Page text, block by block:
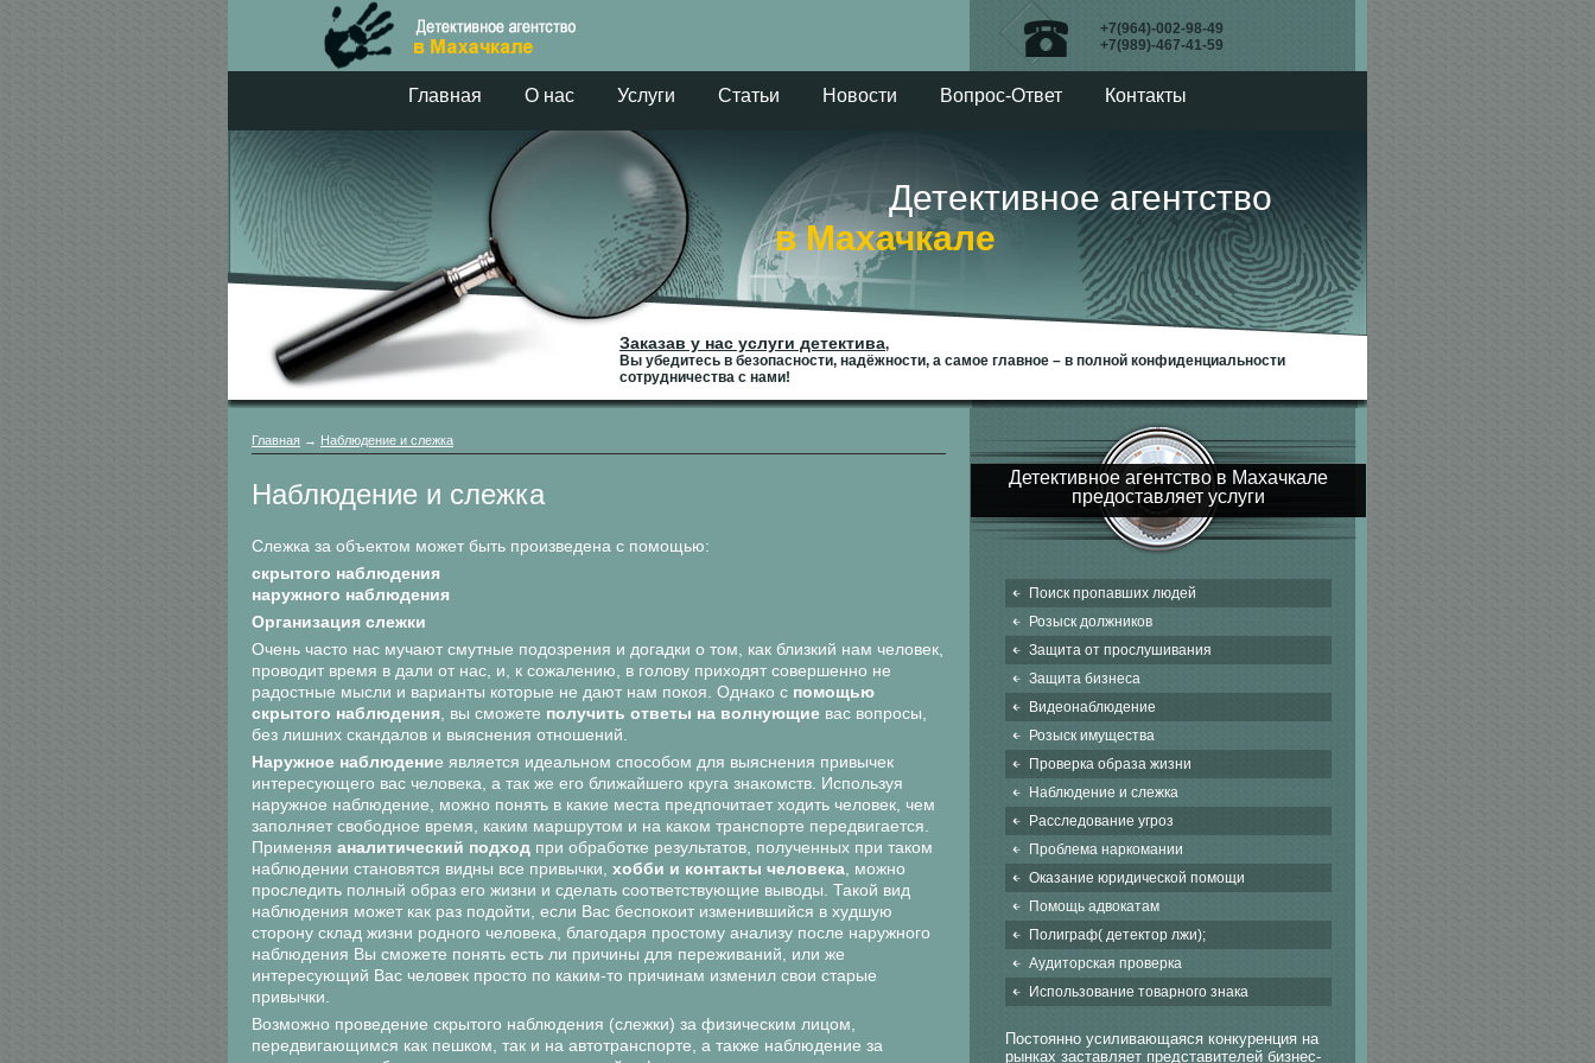
+7(964)-002-98-49
+7(989)-467-41-59
Главная О нас Услуги Статьи Новости Вопрос-Ответ Контакты
Детективное агентство
в Махачкале
Заказав у нас услуги детектива,
Вы убедитесь в безопасности, надёжности, а самое главное – в полной конфиденциальности
сотрудничества с нами!
Детективное агентство в Махачкале
предоставляет услуги
Поиск пропавших людей
Розыск должников
Защита от прослушивания
Защита бизнеса
Видеонаблюдение
Розыск имущества
Проверка образа жизни
Наблюдение и слежка
Расследование угроз
Проблема наркомании
Оказание юридической помощи
Помощь адвокатам
Полиграф( детектор лжи);
Аудиторская проверка
Использование товарного знака
Постоянно усиливающаяся конкуренция на
рынках заставляет представителей бизнес-
Главная → Наблюдение и слежка
Наблюдение и слежка
Слежка за объектом может быть произведена с помощью:
скрытого наблюдения
наружного наблюдения
Организация слежки
Очень часто нас мучают смутные подозрения и догадки о том, как близкий нам человек,
проводит время в дали от нас, и, к сожалению, в голову приходят совершенно не
радостные мысли и варианты которые не дают нам покоя. Однако с помощью
скрытого наблюдения , вы сможете получить ответы на волнующие вас вопросы,
без лишних скандалов и выяснения отношений.
Наружное наблюдение является идеальном способом для выяснения привычек
интересующего вас человека, а так же его ближайшего круга знакомств. Используя
наружное наблюдение, можно понять в какие места предпочитает ходить человек, чем
заполняет свободное время, каким маршрутом и на каком транспорте передвигается.
Применяя аналитический подход при обработке результатов, полученных при таком
наблюдении становятся видны все привычки, хобби и контакты человека , можно
проследить полный образ его жизни и сделать соответствующие выводы. Такой вид
наблюдения может как раз подойти, если Вас беспокоит изменившийся в худшую
сторону склад жизни родного человека, благодаря простому анализу после наружного
наблюдения Вы сможете понять есть ли причины для переживаний, или же
интересующий Вас человек просто по каким-то причинам изменил свои старые
привычки.
Возможно проведение скрытого наблюдения (слежки) за физическим лицом,
передвигающимся как пешком, так и на автотранспорте, а также наблюдение за